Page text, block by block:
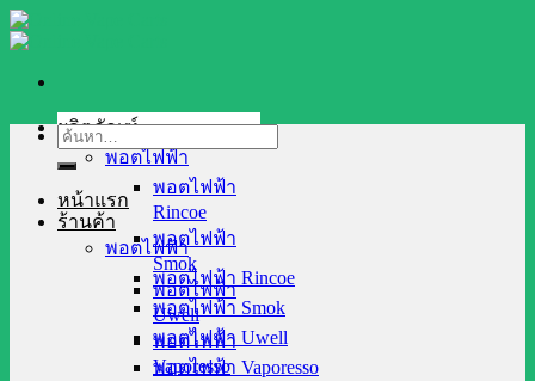
Skip
to
ผลิตภัณฑ์
พอตไฟฟ้า
พอตไฟฟ้า
Rincoe
พอตไฟฟ้า
Smok
พอตไฟฟ้า
Uwell
พอตไฟฟ้า
Vaporesso
ค้นหา:
หน้าแรก
ร้านค้า
พอตไฟฟ้า
พอตไฟฟ้า Rincoe
พอตไฟฟ้า Smok
พอตไฟฟ้า Uwell
พอตไฟฟ้า Vaporesso